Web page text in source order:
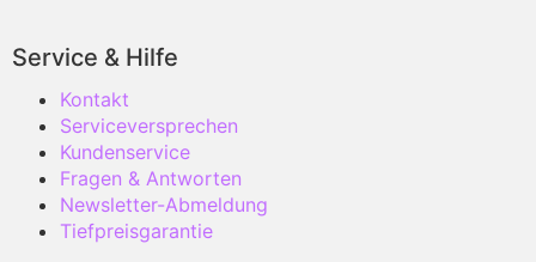
Service & Hilfe
Kontakt
Serviceversprechen
Kundenservice
Fragen & Antworten
Newsletter-Abmeldung
Tiefpreisgarantie